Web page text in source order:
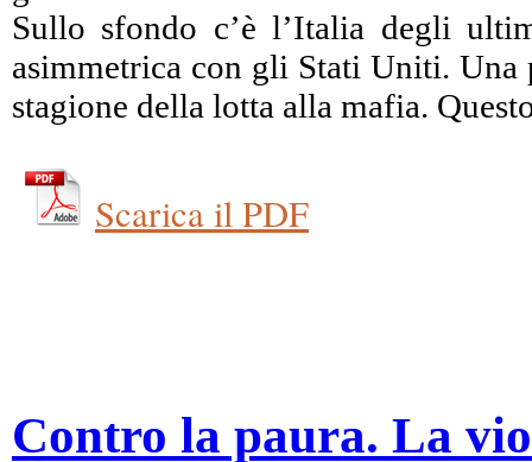
Sullo sfondo c’è l’Italia degli
asimmetrica con gli Stati Uniti. Una
stagione della lotta alla mafia.
Scarica il PDF
Contro la paura. La